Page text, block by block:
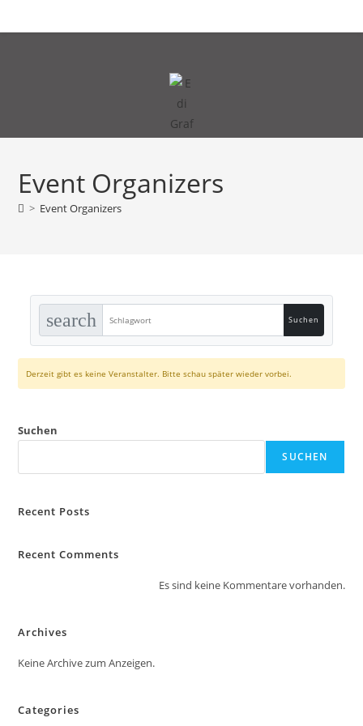
Inhalt
Event Organizers
> Event Organizers
search
Derzeit gibt es keine Veranstalter. Bitte schau später wieder vorbei.
Suchen
SUCHEN
Recent Posts
Recent Comments
Es sind keine Kommentare vorhanden.
Archives
Keine Archive zum Anzeigen.
Categories